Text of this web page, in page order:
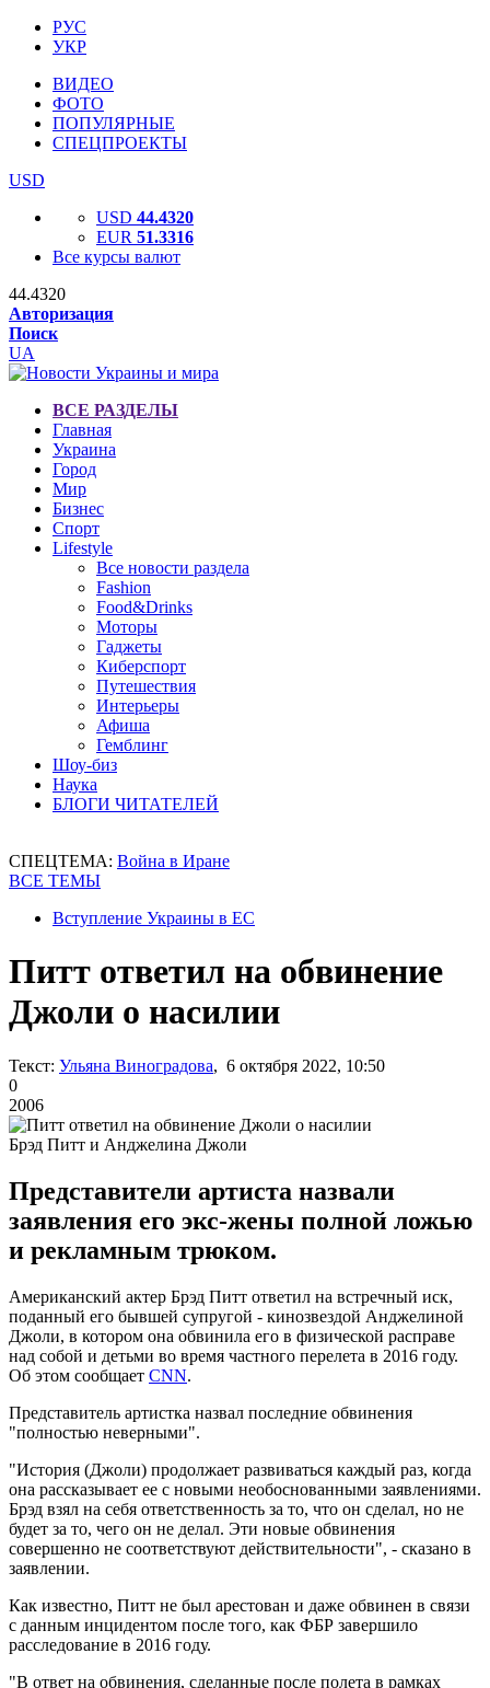
РУС
УКР
ВИДЕО
ФОТО
ПОПУЛЯРНЫЕ
СПЕЦПРОЕКТЫ
USD
USD 44.4320
EUR 51.3316
Все курсы валют
44.4320
Авторизация
Поиск
UA
ВСЕ РАЗДЕЛЫ
Главная
Украина
Город
Мир
Бизнес
Спорт
Lifestyle
Все новости раздела
Fashion
Food&Drinks
Моторы
Гаджеты
Киберспорт
Путешествия
Интерьеры
Афиша
Гемблинг
Шоу-биз
Наука
БЛОГИ ЧИТАТЕЛЕЙ
СПЕЦТЕМА: Война в Иране
ВСЕ ТЕМЫ
Вступление Украины в ЕС
Питт ответил на обвинение
Джоли о насилии
Текст: Ульяна Виноградова, 6 октября 2022, 10:50
0
2006
Брэд Питт и Анджелина Джоли
Представители артиста назвали
заявления его экс-жены полной ложью
и рекламным трюком.
Американский актер Брэд Питт ответил на встречный иск,
поданный его бывшей супругой - кинозвездой Анджелиной
Джоли, в котором она обвинила его в физической расправе
над собой и детьми во время частного перелета в 2016 году.
Об этом сообщает CNN.
Представитель артистка назвал последние обвинения
"полностью неверными".
"История (Джоли) продолжает развиваться каждый раз, когда
она рассказывает ее с новыми необоснованными заявлениями.
Брэд взял на себя ответственность за то, что он сделал, но не
будет за то, чего он не делал. Эти новые обвинения
совершенно не соответствуют действительности", - сказано в
заявлении.
Как известно, Питт не был арестован и даже обвинен в связи
с данным инцидентом после того, как ФБР завершило
расследование в 2016 году.
"В ответ на обвинения, сделанные после полета в рамках